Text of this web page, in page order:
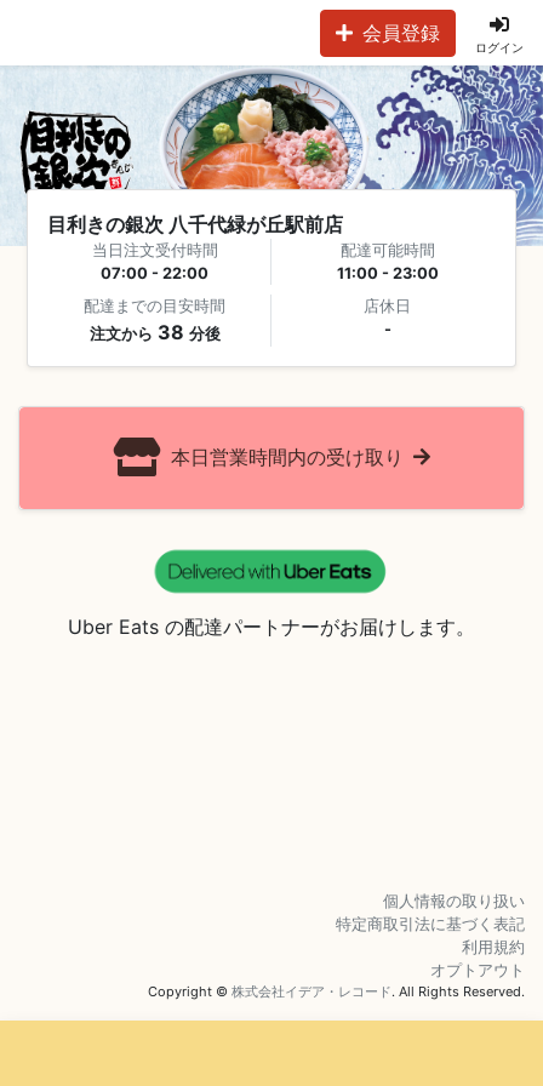
会員登録
ログイン
目利きの銀次 八千代緑が丘駅前店
当日注文受付時間
07:00 - 22:00
配達可能時間
11:00 - 23:00
配達までの目安時間
注文から 38 分後
店休日
-
本日営業時間内の受け取り
Uber Eats の配達パートナーがお届けします。
個人情報の取り扱い
特定商取引法に基づく表記
利用規約
オプトアウト
Copyright © 株式会社イデア・レコード. All Rights Reserved.